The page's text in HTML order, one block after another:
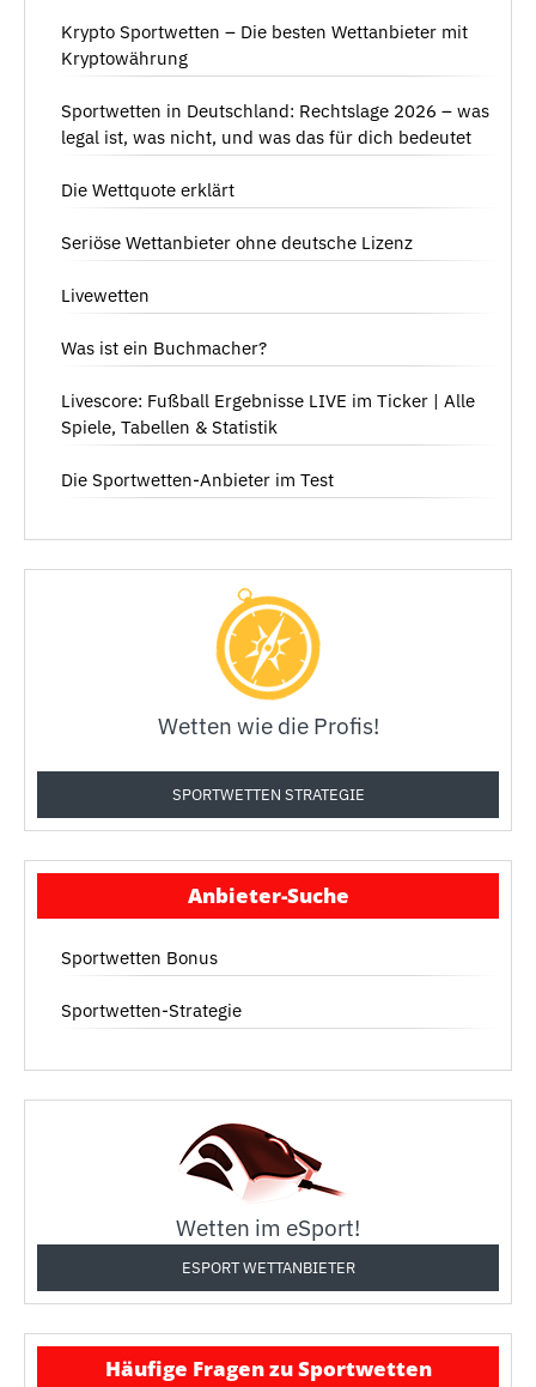
Krypto Sportwetten – Die besten Wettanbieter mit
Kryptowährung
Sportwetten in Deutschland: Rechtslage 2026 – was
legal ist, was nicht, und was das für dich bedeutet
Die Wettquote erklärt
Seriöse Wettanbieter ohne deutsche Lizenz
Livewetten
Was ist ein Buchmacher?
Livescore: Fußball Ergebnisse LIVE im Ticker | Alle
Spiele, Tabellen & Statistik
Die Sportwetten-Anbieter im Test
Wetten wie die Profis!
SPORTWETTEN STRATEGIE
Anbieter-Suche
Sportwetten Bonus
Sportwetten-Strategie
Wetten im eSport!
ESPORT WETTANBIETER
Häufige Fragen zu Sportwetten